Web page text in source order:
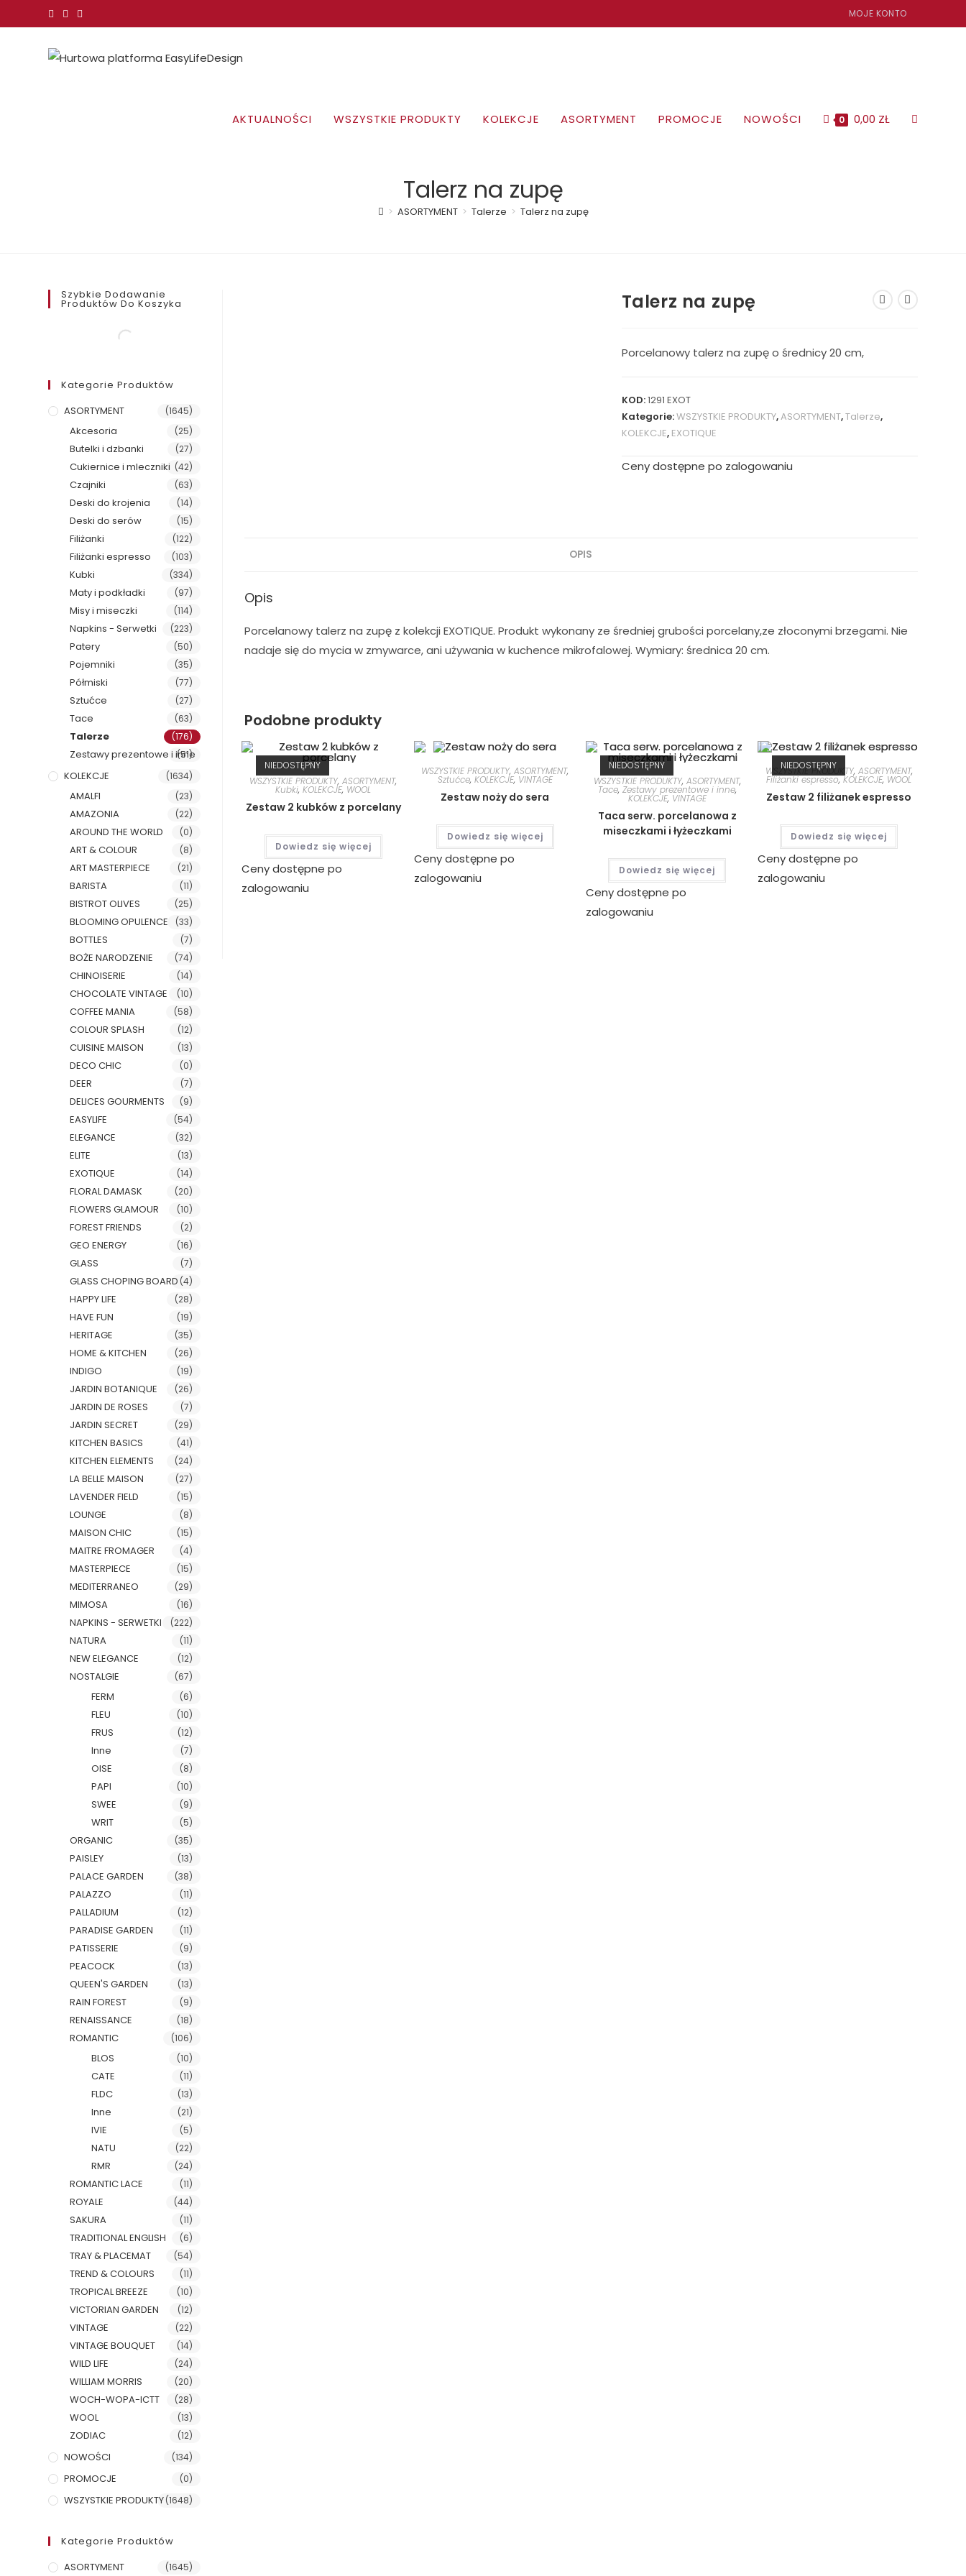
treści
MOJE KONTO
AKTUALNOŚCI WSZYSTKIE PRODUKTY KOLEKCJE ASORTYMENT PROMOCJE NOWOŚCI 0 0,00 ZŁ TOGGLE
Talerz na zupę
> ASORTYMENT > Talerze > Talerz na zupę
Talerz na zupę
Porcelanowy talerz na zupę o średnicy 20 cm,
KOD:1291 EXOT
Kategorie:WSZYSTKIE PRODUKTY,ASORTYMENT,Talerze,
KOLEKCJE, EXOTIQUE
Ceny dostępne po zalogowaniu
OPIS
Opis
Porcelanowy talerz na zupę z kolekcji EXOTIQUE. Produkt wykonany ze średniej grubości porcelany,ze złoconymi brzegami. Nie
nadaje się do mycia w zmywarce, ani używania w kuchence mikrofalowej. Wymiary: średnica 20 cm.
Podobne produkty
NIEDOSTĘPNY
WSZYSTKIE PRODUKTY,ASORTYMENT,
Kubki,KOLEKCJE, WOOL
Zestaw 2 kubków z porcelany
Dowiedz się więcej
Ceny dostępne po
zalogowaniu
WSZYSTKIE PRODUKTY,ASORTYMENT,
Sztućce, KOLEKCJE, VINTAGE
Zestaw noży do sera
Dowiedz się więcej
Ceny dostępne po
zalogowaniu
NIEDOSTĘPNY
WSZYSTKIE PRODUKTY, ASORTYMENT,
Tace, Zestawy prezentowe i inne,
KOLEKCJE, VINTAGE
Taca serw. porcelanowa z
miseczkami i łyżeczkami
Dowiedz się więcej
Ceny dostępne po
zalogowaniu
NIEDOSTĘPNY
WSZYSTKIE PRODUKTY, ASORTYMENT,
Filiżanki espresso,KOLEKCJE, WOOL
Zestaw 2 filiżanek espresso
Dowiedz się więcej
Ceny dostępne po
zalogowaniu
Szybkie Dodawanie
Produktów Do Koszyka
Kategorie Produktów
ASORTYMENT
(1645)
Akcesoria (25)
Butelki i dzbanki (27)
Cukiernice i mleczniki (42)
Czajniki (63)
Deski do krojenia (14)
Deski do serów (15)
Filiżanki (122)
Filiżanki espresso (103)
Kubki (334)
Maty i podkładki (97)
Misy i miseczki (114)
Napkins - Serwetki (223)
Patery (50)
Pojemniki (35)
Półmiski (77)
Sztućce (27)
Tace (63)
Talerze (176)
Zestawy prezentowe i inne
(51)
KOLEKCJE (1634)
AMALFI (23)
AMAZONIA (22)
AROUND THE WORLD (0)
ART & COLOUR (8)
ART MASTERPIECE (21)
BARISTA (11)
BISTROT OLIVES (25)
BLOOMING OPULENCE (33)
BOTTLES (7)
BOŻE NARODZENIE (74)
CHINOISERIE (14)
CHOCOLATE VINTAGE (10)
COFFEE MANIA (58)
COLOUR SPLASH (12)
CUISINE MAISON (13)
DECO CHIC (0)
DEER (7)
DELICES GOURMENTS (9)
EASYLIFE (54)
ELEGANCE (32)
ELITE (13)
EXOTIQUE (14)
FLORAL DAMASK (20)
FLOWERS GLAMOUR (10)
FOREST FRIENDS (2)
GEO ENERGY (16)
GLASS (7)
GLASS CHOPING BOARD (4)
HAPPY LIFE (28)
HAVE FUN (19)
HERITAGE (35)
HOME & KITCHEN (26)
INDIGO (19)
JARDIN BOTANIQUE (26)
JARDIN DE ROSES (7)
JARDIN SECRET (29)
KITCHEN BASICS (41)
KITCHEN ELEMENTS (24)
LA BELLE MAISON (27)
LAVENDER FIELD (15)
LOUNGE (8)
MAISON CHIC (15)
MAITRE FROMAGER (4)
MASTERPIECE (15)
MEDITERRANEO (29)
MIMOSA (16)
NAPKINS - SERWETKI (222)
NATURA (11)
NEW ELEGANCE (12)
NOSTALGIE (67)
FERM (6)
FLEU (10)
FRUS (12)
Inne (7)
OISE (8)
PAPI (10)
SWEE (9)
WRIT (5)
ORGANIC (35)
PAISLEY (13)
PALACE GARDEN (38)
PALAZZO (11)
PALLADIUM (12)
PARADISE GARDEN (11)
PATISSERIE (9)
PEACOCK (13)
QUEEN'S GARDEN (13)
RAIN FOREST (9)
RENAISSANCE (18)
ROMANTIC (106)
BLOS (10)
CATE (11)
FLDC (13)
Inne (21)
IVIE (5)
NATU (22)
RMR (24)
ROMANTIC LACE (11)
ROYALE (44)
SAKURA (11)
TRADITIONAL ENGLISH (6)
TRAY & PLACEMAT (54)
TREND & COLOURS (11)
TROPICAL BREEZE (10)
VICTORIAN GARDEN (12)
VINTAGE (22)
VINTAGE BOUQUET (14)
WILD LIFE (24)
WILLIAM MORRIS (20)
WOCH-WOPA-ICTT (28)
WOOL (13)
ZODIAC (12)
NOWOŚCI (134)
PROMOCJE (0)
WSZYSTKIE PRODUKTY(1648)
Kategorie Produktów
ASORTYMENT
(1645)